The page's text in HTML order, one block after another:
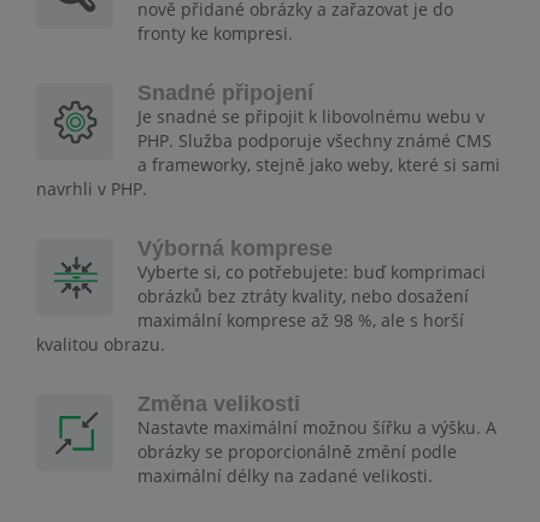
nově přidané obrázky a zařazovat je do
fronty ke kompresi.
Snadné připojení
Je snadné se připojit k libovolnému webu v
PHP. Služba podporuje všechny známé CMS
a frameworky, stejně jako weby, které si sami
navrhli v PHP.
Výborná komprese
Vyberte si, co potřebujete: buď komprimaci
obrázků bez ztráty kvality, nebo dosažení
maximální komprese až 98 %, ale s horší
kvalitou obrazu.
Změna velikosti
Nastavte maximální možnou šířku a výšku. A
obrázky se proporcionálně změní podle
maximální délky na zadané velikosti.